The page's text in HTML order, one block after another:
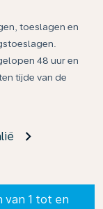
toeslagen en
48 uur en
tijde van de
van 1 tot en